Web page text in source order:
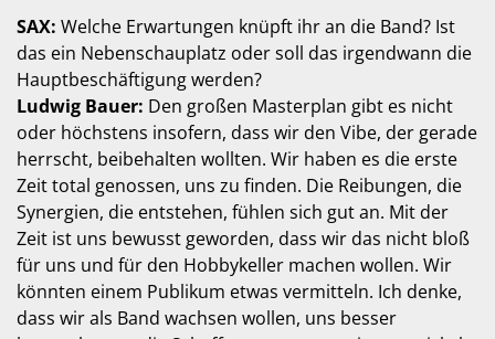
SAX: Welche Erwartungen knüpft ihr an die Band? Ist
das ein Nebenschauplatz oder soll das irgendwann die
Hauptbeschäftigung werden?
Ludwig Bauer: Den großen Masterplan gibt es nicht
oder höchstens insofern, dass wir den Vibe, der gerade
herrscht, beibehalten wollten. Wir haben es die erste
Zeit total genossen, uns zu finden. Die Reibungen, die
Synergien, die entstehen, fühlen sich gut an. Mit der
Zeit ist uns bewusst geworden, dass wir das nicht bloß
für uns und für den Hobbykeller machen wollen. Wir
könnten einem Publikum etwas vermitteln. Ich denke,
dass wir als Band wachsen wollen, uns besser